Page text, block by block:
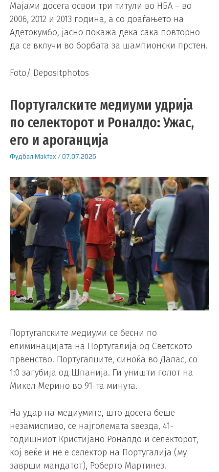
Мајами досега освои три титули во НБА – во
2006, 2012 и 2013 година, а со доаѓањето на
Адетокумбо, јасно покажа дека сака повторно
да се вклучи во борбата за шампионски прстен.
Foto/ Depositphotos
Португалските медиуми удрија
по селекторот и Роналдо: Ужас,
его и ароганција
Фудбал Makfax /07.07.2026
Португалските медиуми се бесни по
елиминацијата на Португалија од Светското
првенство. Португалците, синоќа во Далас, со
1:0 загубија од Шпанија. Ги уништи голот на
Микел Мерино во 91-та минута.
На удар на медиумите, што досега беше
незамисливо, се најголемата ѕвезда, 41-
годишниот Кристијано Роналдо и селекторот,
кој веќе и не е селектор на Португалија (му
заврши мандатот), Роберто Мартинез.